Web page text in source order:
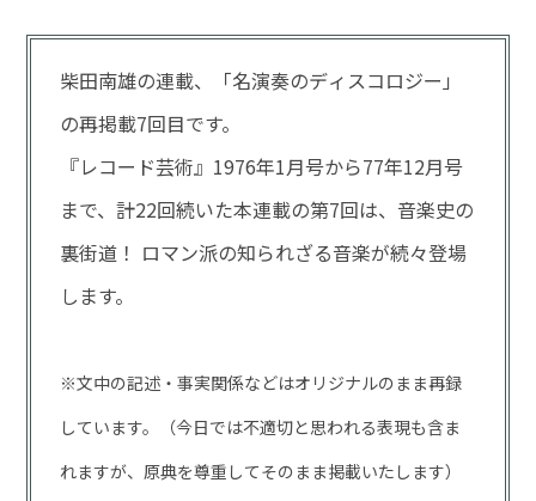
柴田南雄の連載、「名演奏のディスコロジー」
の再掲載7回目です。
『レコード芸術』1976年1月号から77年12月号
まで、計22回続いた本連載の第7回は、音楽史の
裏街道！ ロマン派の知られざる音楽が続々登場
します。
※文中の記述・事実関係などはオリジナルのまま再録
しています。（今日では不適切と思われる表現も含ま
れますが、原典を尊重してそのまま掲載いたします）